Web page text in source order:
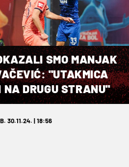
SMO MANJAK
''UTAKMICA
DRUGU STRANU''
30.11.24. | 18:56